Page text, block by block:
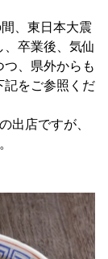
、東日本大震
卒業後、気仙
、県外からも
記をご参照くだ
出店ですが、